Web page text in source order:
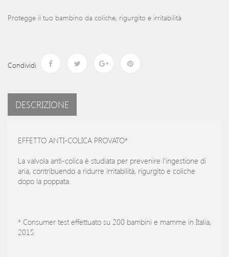
Protegge il tuo bambino da coliche, rigurgito e irritabilità
Condividi
DESCRIZIONE
EFFETTO ANTI-COLICA PROVATO*
La valvola anti-colica è studiata per prevenire l’ingestione di
aria, contribuendo a ridurre irritabilità, rigurgito e coliche
dopo la poppata.
* Consumer test effettuato su 200 bambini e mamme in Italia,
2015